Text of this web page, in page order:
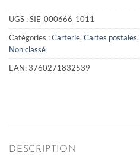
UGS :SIE_000666_1011
Catégories :Carterie, Cartes postales,
Non classé
EAN:3760271832539
DESCRIPTION